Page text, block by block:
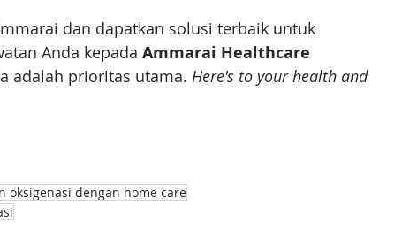
dan dapatkan solusi terbaik untuk
Anda kepada Ammarai Healthcare
adalah prioritas utama. Here's to your health and
oksigenasi dengan home care